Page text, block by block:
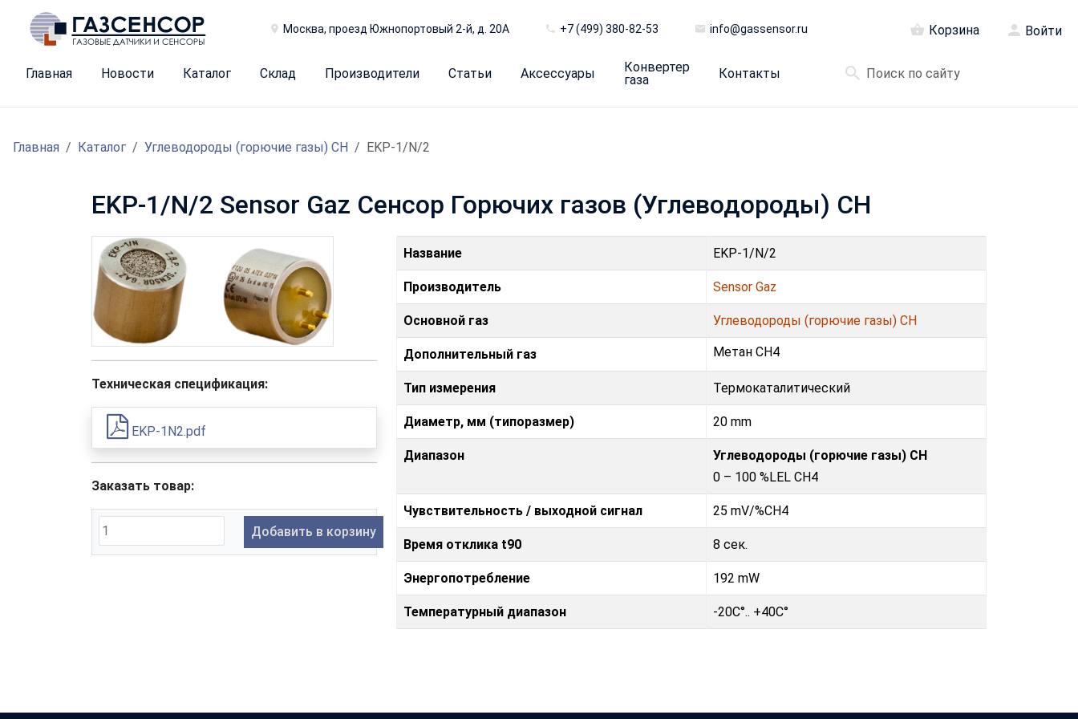
Москва, проезд Южнопортовый 2-й, д. 20А +7 (499) 380-82-53 info@gassensor.ru Корзина Войти
Главная Новости Каталог Склад Производители Статьи Аксессуары
Конвертер
газа
Контакты
Главная Каталог Углеводороды (горючие газы) CH EKP-1/N/2
EKP-1/N/2 Sensor Gaz Сенсор Горючих газов (Углеводороды) CH
Техническая спецификация:
EKP-1N2.pdf
Заказать товар:
Добавить в корзину
Название EKP-1/N/2
Производитель Sensor Gaz
Основной газ Углеводороды (горючие газы) CH
Дополнительный газ Метан CH4
Тип измерения Термокаталитический
Диаметр, мм (типоразмер) 20 mm
Диапазон
Углеводороды (горючие газы) CH
0 – 100 %LEL CH4
Чувствительность / выходной сигнал 25 mV/%CH4
Время отклика t90 8 сек.
Энергопотребление 192 mW
Температурный диапазон -20C°.. +40C°